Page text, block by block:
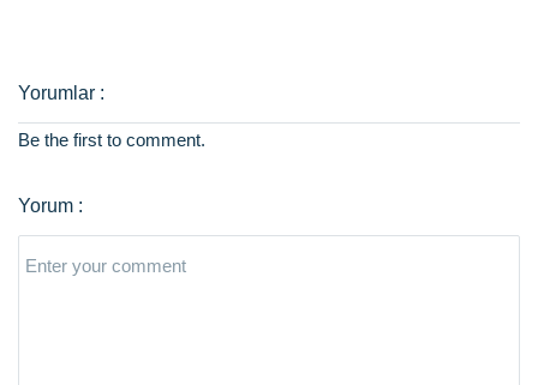
Be the first to comment.